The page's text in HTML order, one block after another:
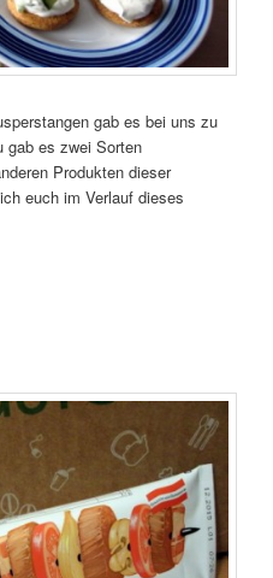
gab es bei uns zu
gab es zwei Sorten
Produkten dieser
euch im Verlauf dieses